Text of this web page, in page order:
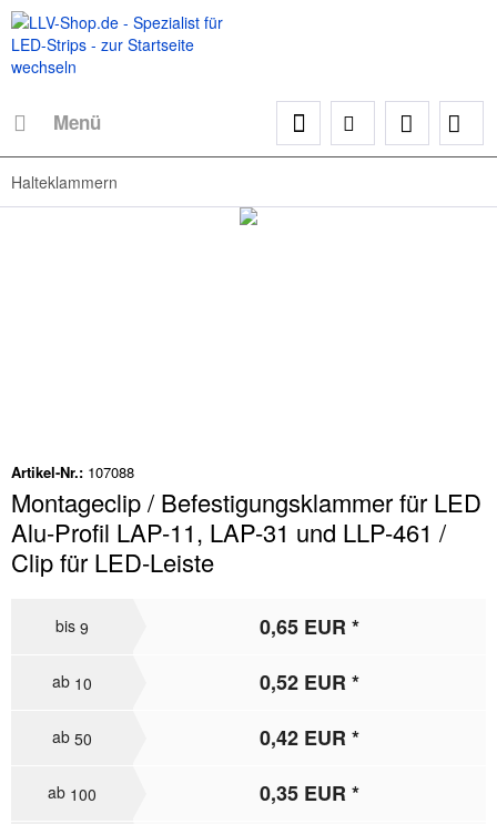
Menü
Halteklammern
Artikel-Nr.: 107088
Montageclip / Befestigungsklammer für LED
Alu-Profil LAP-11, LAP-31 und LLP-461 /
Clip für LED-Leiste
bis 9 0,65 EUR *
ab 10 0,52 EUR *
ab 50 0,42 EUR *
ab 100 0,35 EUR *